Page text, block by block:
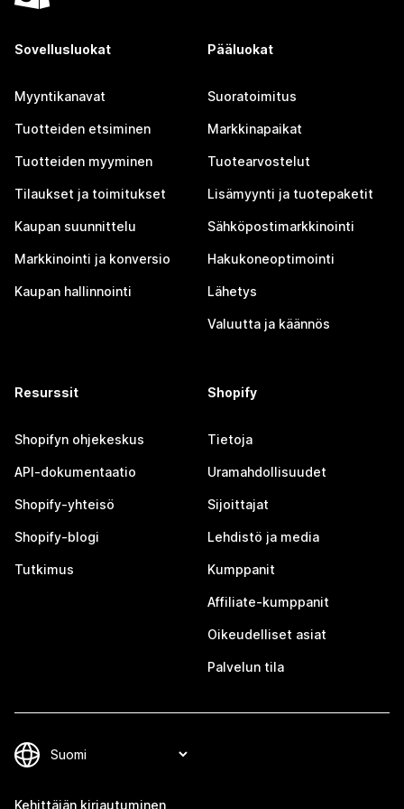
Sovellusluokat
Myyntikanavat
Tuotteiden etsiminen
Tuotteiden myyminen
Tilaukset ja toimitukset
Kaupan suunnittelu
Markkinointi ja konversio
Kaupan hallinnointi
Pääluokat
Suoratoimitus
Markkinapaikat
Tuotearvostelut
Lisämyynti ja tuotepaketit
Sähköpostimarkkinointi
Hakukoneoptimointi
Lähetys
Valuutta ja käännös
Resurssit
Shopifyn ohjekeskus
API-dokumentaatio
Shopify-yhteisö
Shopify-blogi
Tutkimus
Shopify
Tietoja
Uramahdollisuudet
Sijoittajat
Lehdistö ja media
Kumppanit
Affiliate-kumppanit
Oikeudelliset asiat
Palvelun tila
Kehittäjän kirjautuminen